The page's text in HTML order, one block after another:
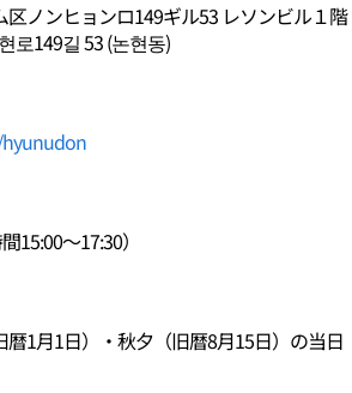
ノンヒョンロ149ギル53 レソンビル１階
로149길 53 (논현동)
15:00～17:30）
1月1日）・秋夕（旧暦8月15日）の当日